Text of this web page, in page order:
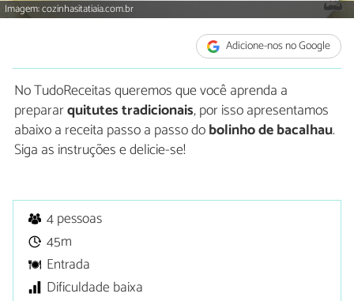
Imagem: cozinhasitatiaia.com.br
Adicione-nos no Google
No TudoReceitas queremos que você aprenda a
prepararquitutes tradicionais, por isso apresentamos
abaixo a receita passo a passo dobolinho de bacalhau.
Siga as instruções e delicie-se!
4 pessoas
45m
Entrada
Dificuldade baixa